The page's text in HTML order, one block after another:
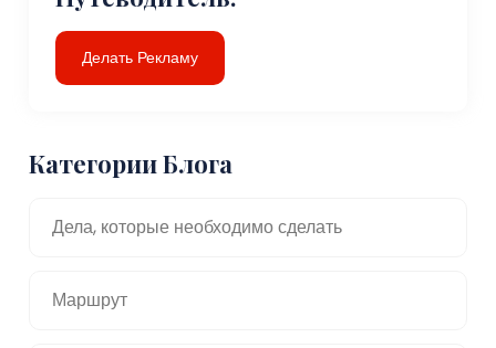
Делать Рекламу
Категории Блога
Дела, которые необходимо сделать
Маршрут